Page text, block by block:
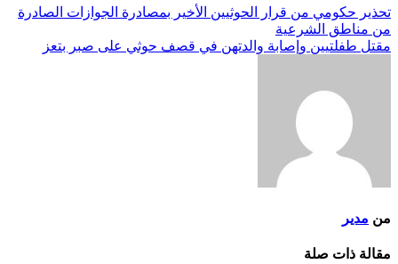
تحذير حكومي من قرار الحوثيين الأخير بمصادرة الجوازات الصادرة
من مناطق الشرعية
مقتل طفلتيين وإصابة والدتهن في قصف حوثي على صبر بتعز
من مدير
مقالة ذات صلة